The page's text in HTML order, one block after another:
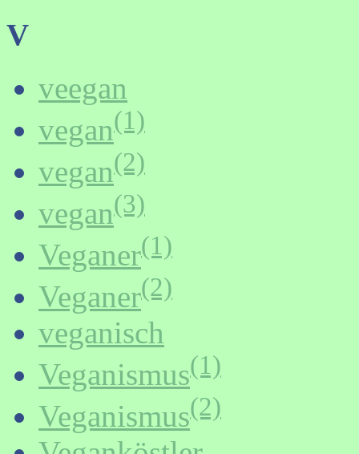
V
veegan
vegan(1)
vegan(2)
vegan(3)
Veganer(1)
Veganer(2)
veganisch
Veganismus(1)
Veganismus(2)